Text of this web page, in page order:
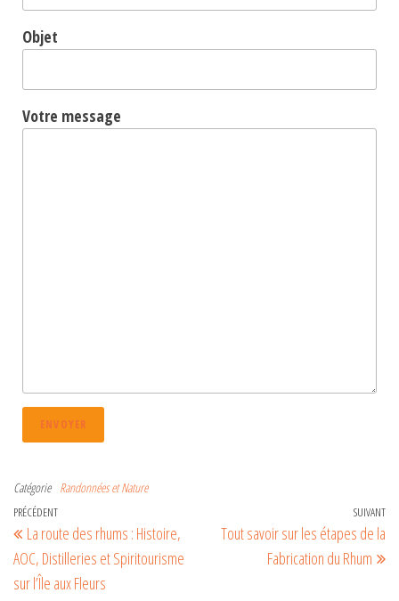
Objet
Votre message
l
t
e
r
n
Catégorie Randonnées et Nature
PRÉCÉDENT
La route des rhums : Histoire,
AOC, Distilleries et Spiritourisme
sur l’Île aux Fleurs
SUIVANT
Tout savoir sur les étapes de la
Fabrication du Rhum